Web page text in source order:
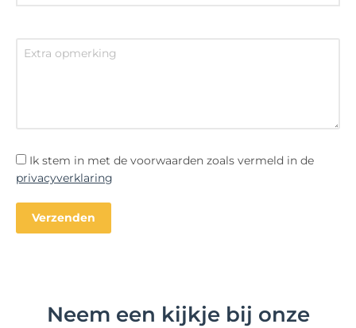
Ik stem in met de voorwaarden zoals vermeld in de
privacyverklaring
Neem een kijkje bij onze